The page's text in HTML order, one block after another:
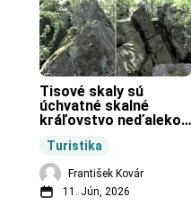
Turistika
Tisové skaly sú
úchvatné skalné
kráľovstvo neďaleko
František Kovár
11. Jún, 2026